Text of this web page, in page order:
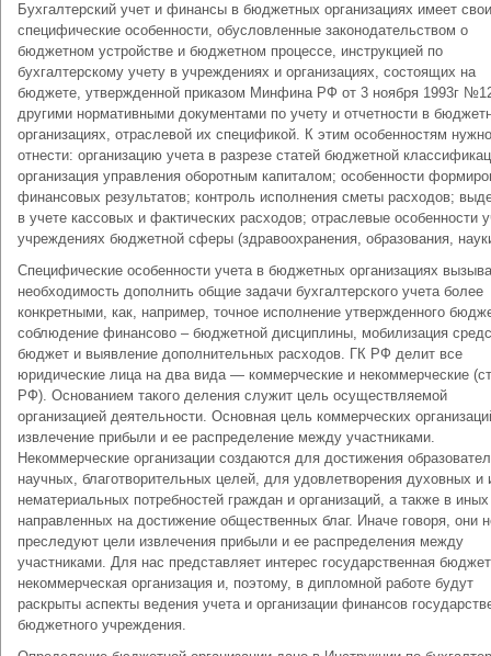
Бухгалтерский учет и финансы в бюджетных организациях имеет свои
специфические особенности, обусловленные законодательством о
бюджетном устройстве и бюджетном процессе, инструкцией по
бухгалтерскому учету в учреждениях и организациях, состоящих на
бюджете, утвержденной приказом Минфина РФ от 3 ноября 1993г
другими нормативными документами по учету и отчетности в
организациях, отраслевой их спецификой. К этим особенностям нужно
отнести: организацию учета в разрезе статей бюджетной
организация управления оборотным капиталом; особенности
финансовых результатов; контроль исполнения сметы расходов;
в учете кассовых и фактических расходов; отраслевые особенности
учреждениях бюджетной сферы (здравоохранения, образования,
Специфические особенности учета в бюджетных организациях
необходимость дополнить общие задачи бухгалтерского учета более
конкретными, как, например, точное исполнение утвержденного
соблюдение финансово – бюджетной дисциплины, мобилизация
бюджет и выявление дополнительных расходов. ГК РФ делит все
юридические лица на два вида — коммерческие и некоммерческие
РФ). Основанием такого деления служит цель осуществляемой
организацией деятельности. Основная цель коммерческих
извлечение прибыли и ее распределение между участниками.
Некоммерческие организации создаются для достижения
научных, благотворительных целей, для удовлетворения духовных и
нематериальных потребностей граждан и организаций, а также в
направленных на достижение общественных благ. Иначе говоря, они
преследуют цели извлечения прибыли и ее распределения между
участниками. Для нас представляет интерес государственная
некоммерческая организация и, поэтому, в дипломной работе будут
раскрыты аспекты ведения учета и организации финансов
бюджетного учреждения.